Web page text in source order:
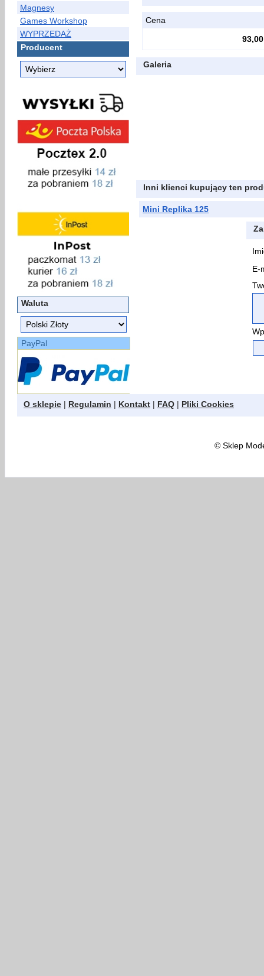
Magnesy
Games Workshop
WYPRZEDAŻ
Producent
Waluta
PayPal
Cena
93,00
Galeria
Inni klienci kupujący ten
Mini Replika 125
E-
O sklepie | Regulamin | Kontakt | FAQ | Pliki Cookies
©Sklep